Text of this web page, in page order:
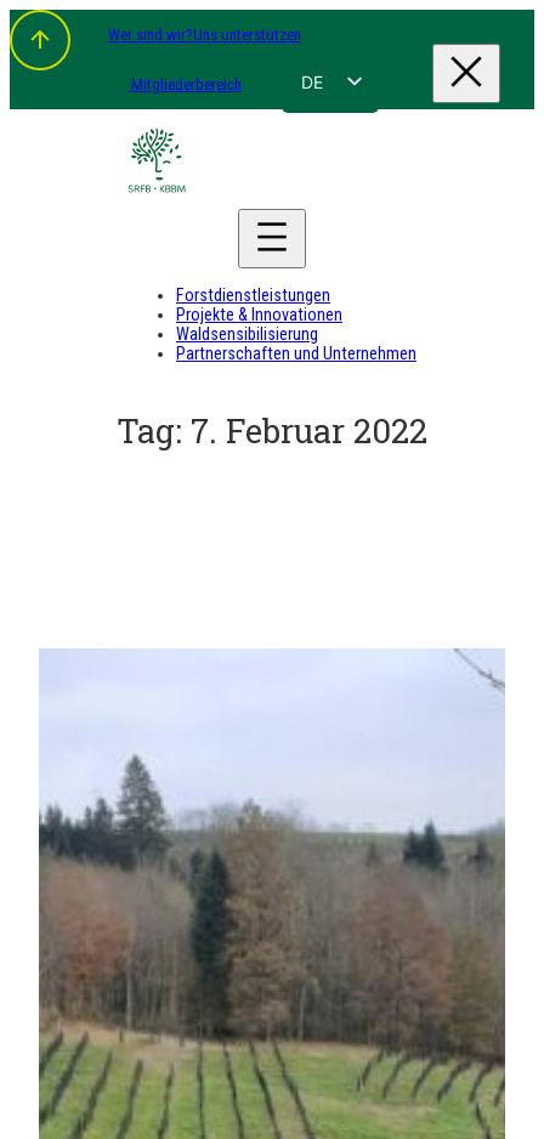
Zum
Inhalt
springen
Wer sind wir?Uns unterstützen
Mitgliederbereich DE
Forstdienstleistungen
Projekte & Innovationen
Waldsensibilisierung
Partnerschaften und Unternehmen
Tag: 7. Februar 2022